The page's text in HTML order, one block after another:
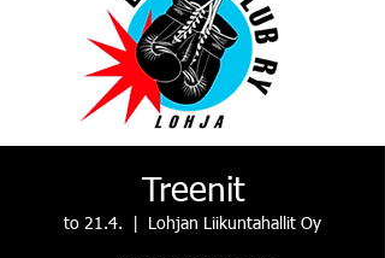
Treenit
to 21.4. Lohjan Liikuntahallit Oy